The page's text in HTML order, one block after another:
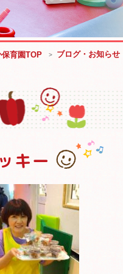
育園TOP ブログ・お知らせ
キー